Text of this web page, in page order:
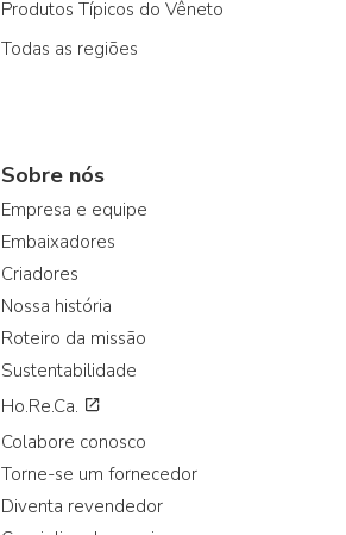
Produtos Típicos do Vêneto
Todas as regiões
Sobre nós
Empresa e equipe
Embaixadores
Criadores
Nossa história
Roteiro da missão
Sustentabilidade
Ho.Re.Ca.
Colabore conosco
Torne-se um fornecedor
Diventa revendedor